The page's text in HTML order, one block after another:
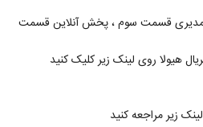
مدیری قسمت سوم ، پخش آنلاین قسمت
زیر مراجعه کنید